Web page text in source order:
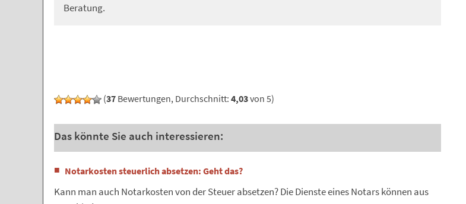
Beratung.
(37 Bewertungen, Durchschnitt: 4,03von 5)
Das könnte Sie auch interessieren:
Notarkosten steuerlich absetzen: Geht das?
Kann man auch Notarkosten von der Steuer absetzen? Die Dienste eines Notars können aus